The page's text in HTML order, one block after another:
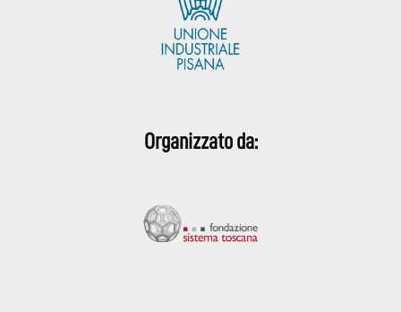
Organizzato da: